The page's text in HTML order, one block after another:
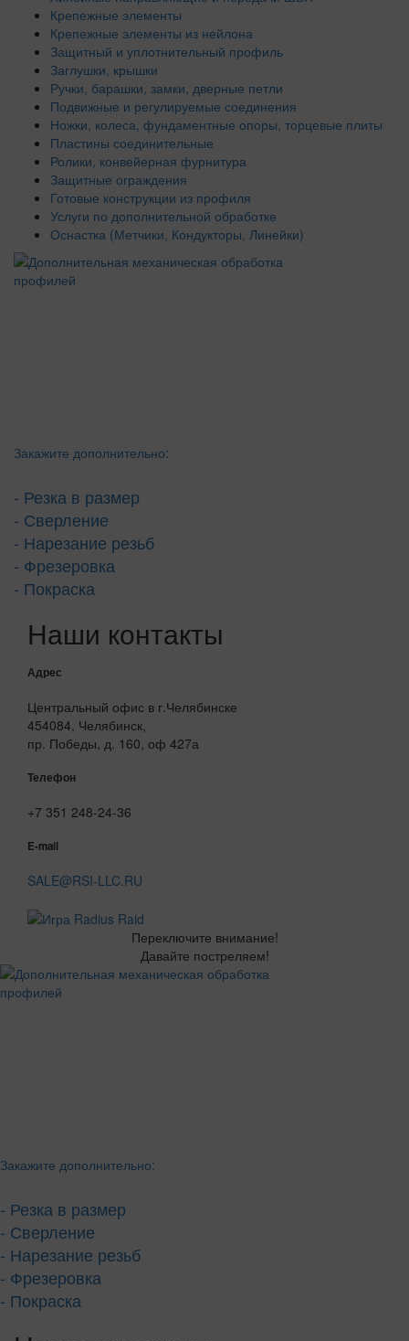
Крепежные элементы
Крепежные элементы из нейлона
Защитный и уплотнительный профиль
Заглушки, крышки
Ручки, барашки, замки, дверные петли
Подвижные и регулируемые соединения
Ножки, колеса, фундаментные опоры, торцевые плиты
Пластины соединительные
Ролики, конвейерная фурнитура
Защитные ограждения
Готовые конструкции из профиля
Услуги по дополнительной обработке
Оснастка (Метчики, Кондукторы, Линейки)
Закажите дополнительно:
- Резка в размер
- Сверление
- Нарезание резьб
- Фрезеровка
- Покраска
Наши контакты
Адрес
Центральный офис в г.Челябинске
454084, Челябинск,
пр. Победы, д. 160, оф 427а
Телефон
+7 351 248-24-36
E-mail
SALE@RSI-LLC.RU
Переключите внимание!
Давайте постреляем!
Закажите дополнительно:
- Резка в размер
- Сверление
- Нарезание резьб
- Фрезеровка
- Покраска